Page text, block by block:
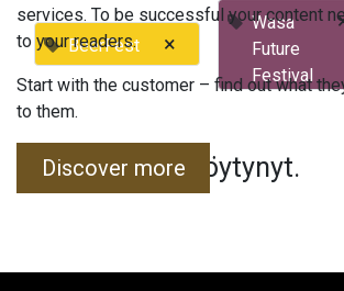
BeerFest ×
Wasa
Future
Festival
Tapahtumia ei löytynyt.
services. To be successful your content
to your readers.
Start with the customer – find out what
to them.
Discover more